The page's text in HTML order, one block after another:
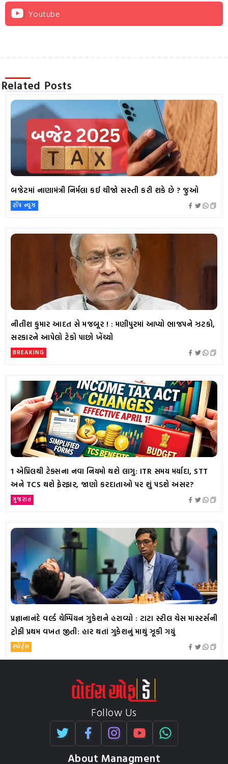
Youtube
Posts
બજેટમાં નાણામંત્રી નિર્મલા કઈ ચીજો સસ્તી કરી શકે છે ? જુઓ
ટૉપ ન્યૂઝ
નીતીશ કુમાર આદત સે મજબૂર ! : મણીપુરમાં આપ્યો ભાજપને ઝટકો,
સરકારને આપેલો ટેકો પાછો ખેંચ્યો
BREAKING
1 એપ્રિલથી ટેક્સના નવા નિયમો થશે લાગુ: ITR સમય મર્યાદા, STT
અને TCS થશે ફેરફાર, જાણો કરદાતાઓ પર શું પડશે અસર?
ગુજરાત
પ્રજ્ઞાનાનંદે વર્લ્ડ ચેમ્પિયન ગુકેશને હરાવ્યો : ટાટા સ્ટીલ ચેસ માસ્ટર્સની
ટ્રોફી પ્રથમ વખત જીતી: હાર થતાં ગુકેશનું માથું ઝૂકી ગયું
સ્પોર્ટ્સ
Follow Us
About Managment